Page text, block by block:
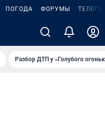
ПОГОДА ФОРУМЫ
Разбор ДТП у «Голубого